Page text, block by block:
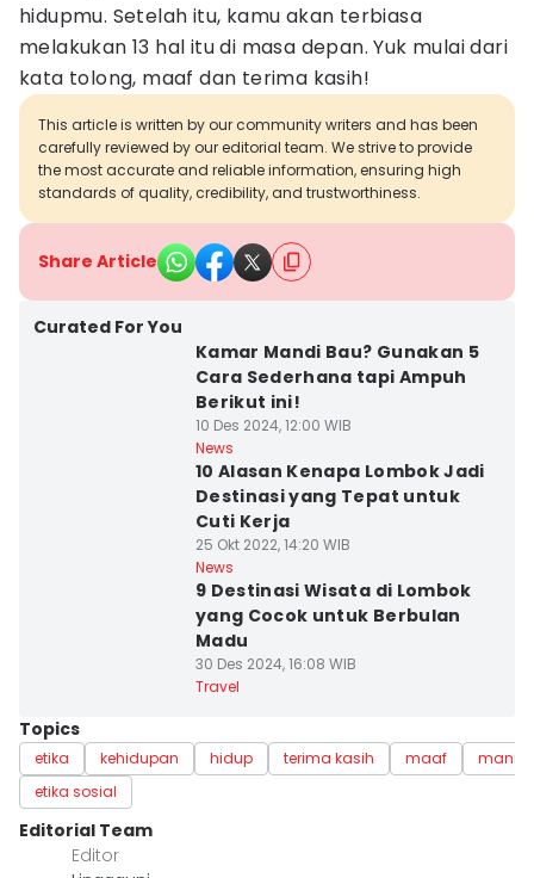
hidupmu. Setelah itu, kamu akan terbiasa
melakukan 13 hal itu di masa depan. Yuk mulai dari
kata tolong, maaf dan terima kasih!
This article is written by our community writers and has been
carefully reviewed by our editorial team. We strive to provide
the most accurate and reliable information, ensuring high
standards of quality, credibility, and trustworthiness.
Share Article
Curated For You
Kamar Mandi Bau? Gunakan 5
Cara Sederhana tapi Ampuh
Berikut ini!
10 Des 2024, 12:00 WIB
News
10 Alasan Kenapa Lombok Jadi
Destinasi yang Tepat untuk
Cuti Kerja
25 Okt 2022, 14:20 WIB
News
9 Destinasi Wisata di Lombok
yang Cocok untuk Berbulan
Madu
30 Des 2024, 16:08 WIB
Travel
Topics
etika kehidupan hidup terima kasih maaf
etika sosial
Editorial Team
Editor